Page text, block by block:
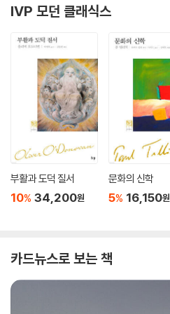
IVP 모던 클래식스
부활과 도덕 질서
10% 34,200원
문화의 신학
5% 16,150원
카드뉴스로 보는 책